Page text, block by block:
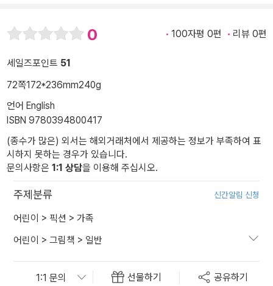
0 100자평 0편 리뷰 0편
세일즈포인트 51
72쪽172*236mm240g
언어 English
ISBN 9780394800417
(종수가 많은) 외서는 해외거래처에서 제공하는 정보가 부족하여 표
시하지 못하는 경우가 있습니다.
문의사항은 1:1 상담을 이용해 주십시오.
주제분류 신간알림 신청
어린이 > 픽션 > 가족
어린이 > 그림책 > 일반
선물하기 공유하기